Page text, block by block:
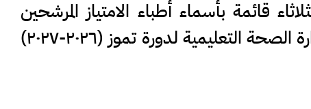
قائمة بأسماء أطباء الامتياز المرشحين
لقضاء فترة تدريب الامتياز في مستشفيات وزارة الصحة التعليمية لدورة تموز (۲۰۲٦-۲۰۲۷)